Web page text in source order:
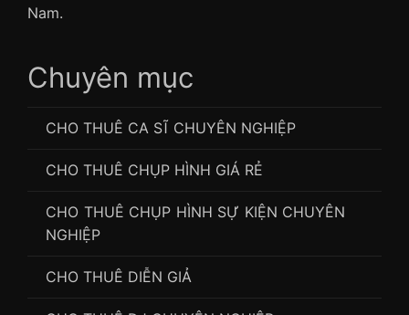
Nam.
Chuyên mục
CHO THUÊ CA SĨ CHUYÊN NGHIỆP
CHO THUÊ CHỤP HÌNH GIÁ RẺ
CHO THUÊ CHỤP HÌNH SỰ KIỆN CHUYÊN
NGHIỆP
CHO THUÊ DIỄN GIẢ